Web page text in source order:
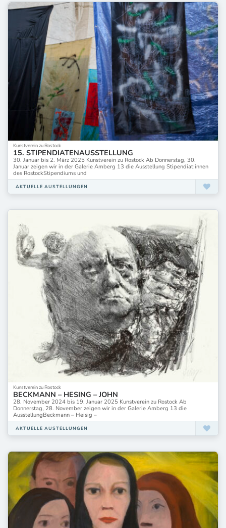
Kunstverein zu Rostock
15. STIPENDIATENAUSSTELLUNG
30. Januar bis 2. März 2025 Kunstverein zu Rostock Ab Donnerstag, 30.
Januar zeigen wir in der Galerie Amberg 13 die Ausstellung Stipendiat:innen
des RostockStipendiums und
AKTUELLE AUSTELLUNGEN
Kunstverein zu Rostock
BECKMANN – HESING – JOHN
28. November 2024 bis 19. Januar 2025 Kunstverein zu Rostock Ab
Donnerstag, 28. November zeigen wir in der Galerie Amberg 13 die
AusstellungBeckmann – Heisig –
AKTUELLE AUSTELLUNGEN